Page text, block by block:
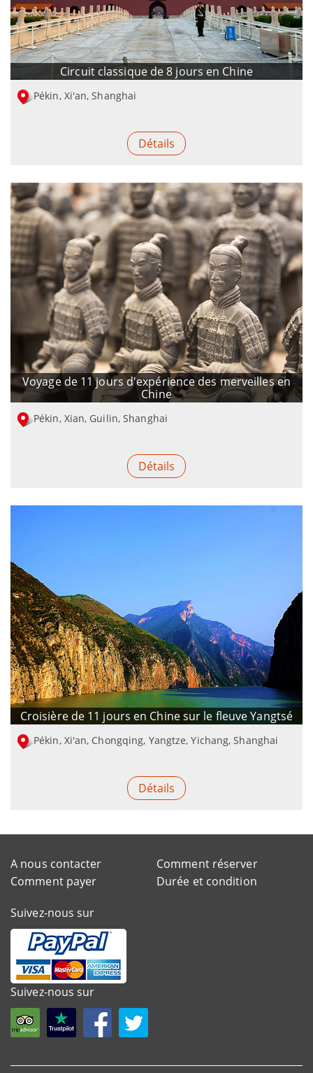
Circuit classique de 8 jours en Chine
Pékin, Xi'an, Shanghai
Détails
Voyage de 11 jours d'expérience des merveilles en
Chine
Pékin, Xian, Guilin, Shanghai
Détails
Croisière de 11 jours en Chine sur le fleuve Yangtsé
Pékin, Xi'an, Chongqing, Yangtze, Yichang, Shanghai
Détails
A nous contacter
Comment réserver
Comment payer
Durée et condition
Suivez-nous sur
Suivez-nous sur